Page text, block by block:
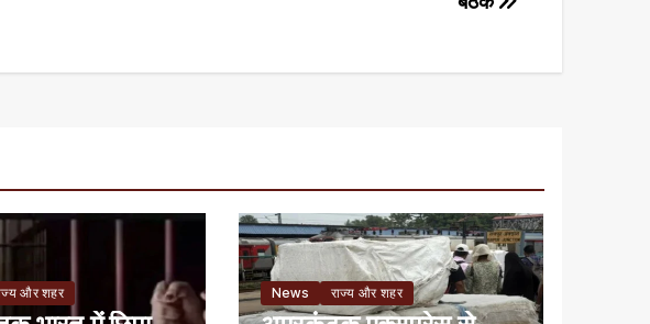
और शहर News राज्य और शहर